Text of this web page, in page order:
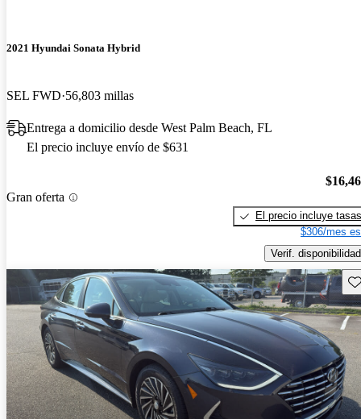
2021 Hyundai Sonata Hybrid
SEL FWD 56,803 millas
Entrega a domicilio desde West Palm Beach, FL
El precio incluye envío de $631
Gran oferta
El precio incluye tasas
$306/mes
Verif. disponibilidad